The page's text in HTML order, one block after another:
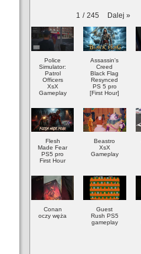
1 / 245 Dalej »
Police
Simulator:
Patrol
Officers
XsX
Gameplay
Assassin's
Creed
Black Flag
Resynced
PS 5 pro
[First Hour]
Flesh
Made Fear
PS5 pro
First Hour
Beastro
XsX
Gameplay
Conan
oczy węża
Guest
Rush PS5
gameplay